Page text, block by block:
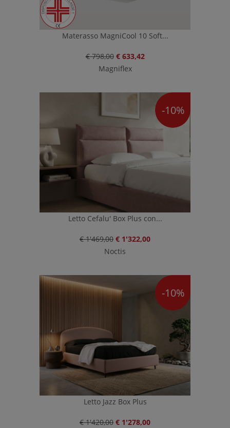
Materasso MagniCool 10 Soft...
€ 798,00 € 633,42
Magniflex
-10%
Letto Cefalu' Box Plus con...
€ 1'469,00 € 1'322,00
Noctis
-10%
Letto Jazz Box Plus
€ 1'420,00 € 1'278,00